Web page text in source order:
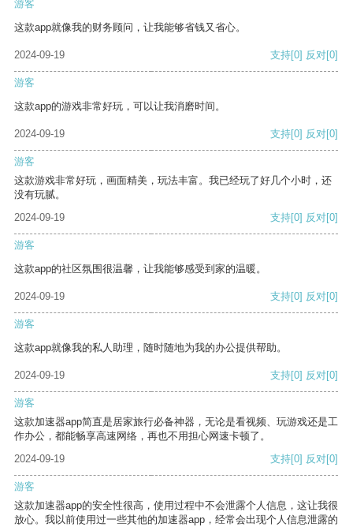
游客
这款app就像我的财务顾问，让我能够省钱又省心。
2024-09-19 支持[0] 反对[0]
游客
这款app的游戏非常好玩，可以让我消磨时间。
2024-09-19 支持[0] 反对[0]
游客
这款游戏非常好玩，画面精美，玩法丰富。我已经玩了好几个小时，还
没有玩腻。
2024-09-19
支持[0] 反对[0]
游客
这款app的社区氛围很温馨，让我能够感受到家的温暖。
2024-09-19 支持[0] 反对[0]
游客
这款app就像我的私人助理，随时随地为我的办公提供帮助。
2024-09-19 支持[0] 反对[0]
游客
这款加速器app简直是居家旅行必备神器，无论是看视频、玩游戏还是工
作办公，都能畅享高速网络，再也不用担心网速卡顿了。
2024-09-19
支持[0] 反对[0]
游客
这款加速器app的安全性很高，使用过程中不会泄露个人信息，这让我很
放心。我以前使用过一些其他的加速器app，经常会出现个人信息泄露的